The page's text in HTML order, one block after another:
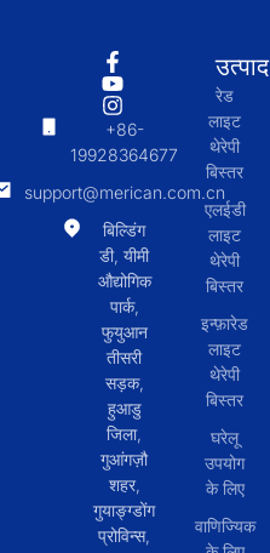
+86-
19928364677
support@merican.com.cn
बिल्डिंग
डी, यीमी
औद्योगिक
पार्क,
फुयुआन
तीसरी
सड़क,
हुआडु
जिला,
गुआंगज़ौ
शहर,
गुयाङ्ग्डोंग
प्रोविन्स,
उत्पाद
रेड
लाइट
थेरेपी
बिस्तर
एलईडी
लाइट
थेरेपी
बिस्तर
इन्फ़ारेड
लाइट
थेरेपी
बिस्तर
घरेलू
उपयोग
के लिए
वाणिज्यिक